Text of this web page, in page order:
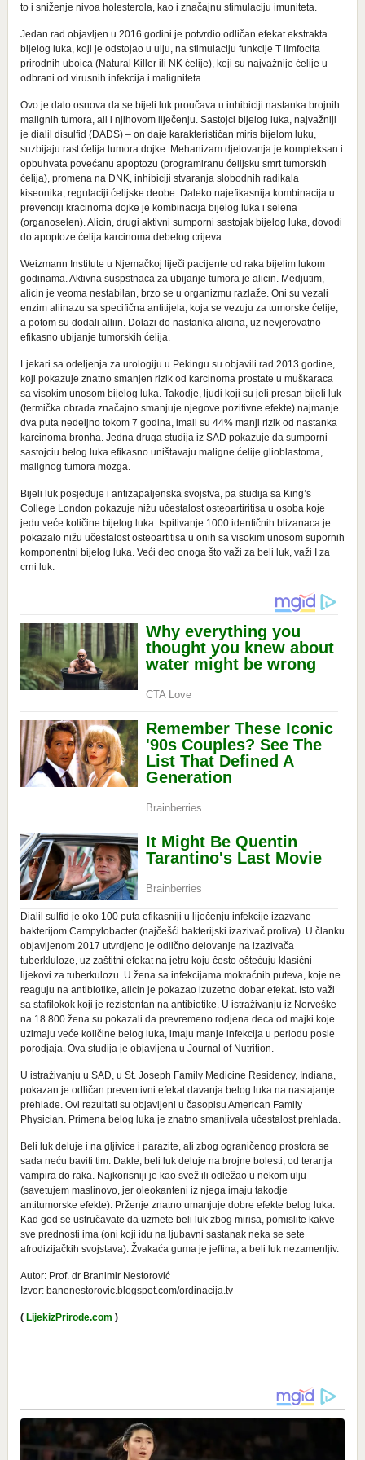
to i sniženje nivoa holesterola, kao i značajnu stimulaciju imuniteta.
Jedan rad objavljen u 2016 godini je potvrdio odličan efekat ekstrakta
bijelog luka, koji je odstojao u ulju, na stimulaciju funkcije T limfocita
prirodnih uboica (Natural Killer ili NK ćelije), koji su najvažnije ćelije u
odbrani od virusnih infekcija i maligniteta.
Ovo je dalo osnova da se bijeli luk proučava u inhibiciji nastanka brojnih
malignih tumora, ali i njihovom liječenju. Sastojci bijelog luka, najvažniji
je dialil disulfid (DADS) – on daje karakterističan miris bijelom luku,
suzbijaju rast ćelija tumora dojke. Mehanizam djelovanja je kompleksan i
opbuhvata povećanu apoptozu (programiranu ćelijsku smrt tumorskih
ćelija), promena na DNK, inhibiciji stvaranja slobodnih radikala
kiseonika, regulaciji ćelijske deobe. Daleko najefikasnija kombinacija u
prevenciji kracinoma dojke je kombinacija bijelog luka i selena
(organoselen). Alicin, drugi aktivni sumporni sastojak bijelog luka, dovodi
do apoptoze ćelija karcinoma debelog crijeva.
Weizmann Institute u Njemačkoj liječi pacijente od raka bijelim lukom
godinama. Aktivna suspstnaca za ubijanje tumora je alicin. Medjutim,
alicin je veoma nestabilan, brzo se u organizmu razlaže. Oni su vezali
enzim aliinazu sa specifična antitijela, koja se vezuju za tumorske ćelije,
a potom su dodali alliin. Dolazi do nastanka alicina, uz nevjerovatno
efikasno ubijanje tumorskih ćelija.
Ljekari sa odeljenja za urologiju u Pekingu su objavili rad 2013 godine,
koji pokazuje znatno smanjen rizik od karcinoma prostate u muškaraca
sa visokim unosom bijelog luka. Takodje, ljudi koji su jeli presan bijeli luk
(termička obrada značajno smanjuje njegove pozitivne efekte) najmanje
dva puta nedeljno tokom 7 godina, imali su 44% manji rizik od nastanka
karcinoma bronha. Jedna druga studija iz SAD pokazuje da sumporni
sastojciu belog luka efikasno uništavaju maligne ćelije glioblastoma,
malignog tumora mozga.
Bijeli luk posjeduje i antizapaljenska svojstva, pa studija sa King’s
College London pokazuje nižu učestalost osteoartiritisa u osoba koje
jedu veće količine bijelog luka. Ispitivanje 1000 identičnih blizanaca je
pokazalo nižu učestalost osteoartitisa u onih sa visokim unosom supornih
komponentni bijelog luka. Veći deo onoga što važi za beli luk, važi I za
crni luk.
Dialil sulfid je oko 100 puta efikasniji u liječenju infekcije izazvane
bakterijom Campylobacter (najčešći bakterijski izazivač proliva). U članku
objavljenom 2017 utvrdjeno je odlično delovanje na izazivača
tuberkluloze, uz zaštitni efekat na jetru koju često oštećuju klasični
lijekovi za tuberkulozu. U žena sa infekcijama mokraćnih puteva, koje ne
reaguju na antibiotike, alicin je pokazao izuzetno dobar efekat. Isto važi
sa stafilokok koji je rezistentan na antibiotike. U istraživanju iz Norveške
na 18 800 žena su pokazali da prevremeno rodjena deca od majki koje
uzimaju veće količine belog luka, imaju manje infekcija u periodu posle
porodjaja. Ova studija je objavljena u Journal of Nutrition.
U istraživanju u SAD, u St. Joseph Family Medicine Residency, Indiana,
pokazan je odličan preventivni efekat davanja belog luka na nastajanje
prehlade. Ovi rezultati su objavljeni u časopisu American Family
Physician. Primena belog luka je znatno smanjivala učestalost prehlada.
Beli luk deluje i na gljivice i parazite, ali zbog ograničenog prostora se
sada neću baviti tim. Dakle, beli luk deluje na brojne bolesti, od teranja
vampira do raka. Najkorisniji je kao svež ili odležao u nekom ulju
(savetujem maslinovo, jer oleokanteni iz njega imaju takodje
antitumorske efekte). Prženje znatno umanjuje dobre efekte belog luka.
Kad god se ustručavate da uzmete beli luk zbog mirisa, pomislite kakve
sve prednosti ima (oni koji idu na ljubavni sastanak neka se sete
afrodizijačkih svojstava). Žvakaća guma je jeftina, a beli luk nezamenljiv.
Autor: Prof. dr Branimir Nestorović
Izvor: banenestorovic.blogspot.com/ordinacija.tv
( LijekizPrirode.com )